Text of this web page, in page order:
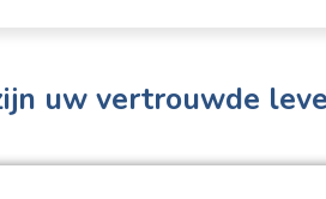
uw vertrouwde